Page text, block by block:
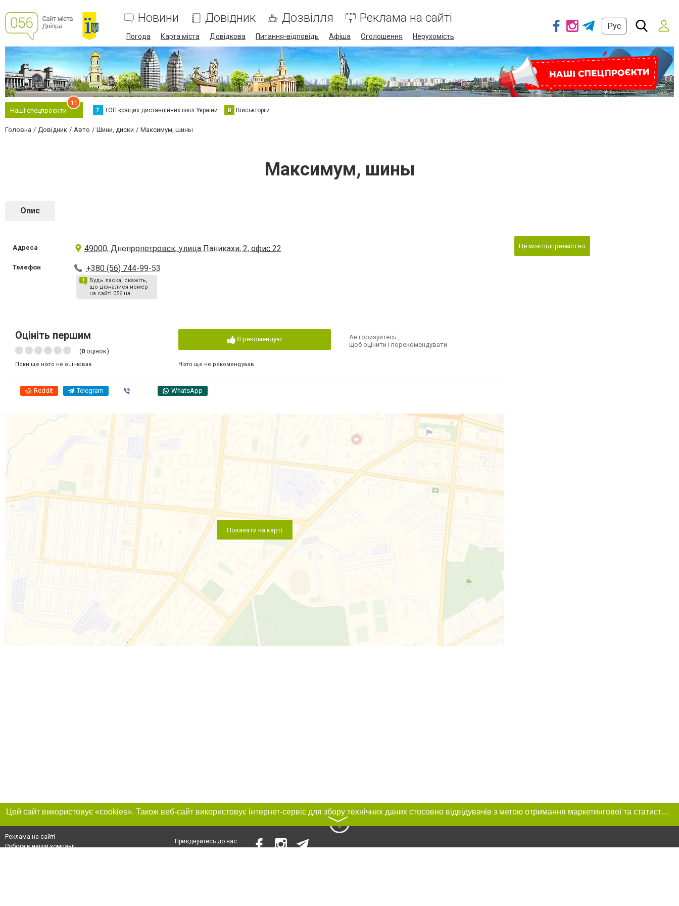
Новини Довідник Дозвілля Реклама на сайті
Погода Карта міста Довідкова Питання-відповідь Афіша Оголошення Нерухомість
Рус
Наші спецпроєкти
11
Т ТОП кращих дистанційних шкіл України В Військторги
Головна Довідник Авто Шини, диски Максимум, шины
Максимум, шины
Опис
Адреса 49000, Днепропетровск, улица Паникахи, 2, офис 22
Телефон +380 (56) 744-99-53
Будь ласка, скажіть,
що дізналися номер
на сайті 056.ua
Оцініть першим
(0 оцінок)
Поки ще ніхто не оцінював
Я рекомендую
Ніхто ще не рекомендував
Авторизуйтесь,
щоб оцінити і порекомендувати
Reddit Telegram WhatsApp
Показати на карті
Це моє підприємство
Цей сайт використовує «cookies». Також веб-сайт використовує інтернет-сервіс для збору технічних даних стосовно відвідувачів з метою отримання маркетингової та статистичної інформації. Умови обробки даних відвідувачів сайту див.
〉
Реклама на сайті
Робота в нашій компанії
Приєднуйтесь до нас :